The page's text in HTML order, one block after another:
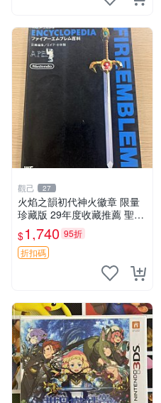
觀己 27
火焰之韻初代神火徽章 限量
珍藏版 29年度收藏推薦 聖火
徽章 測試特典 初代電玩
$1,740 95折
折扣碼